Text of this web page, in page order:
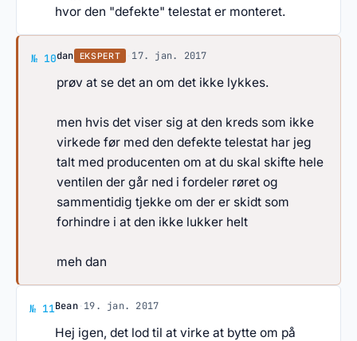
hvor den "defekte" telestat er monteret.
№ 10Svar af dan
dan EKSPERT 17. jan. 2017
prøv at se det an om det ikke lykkes.
men hvis det viser sig at den kreds som ikke
virkede før med den defekte telestat har jeg
talt med producenten om at du skal skifte hele
ventilen der går ned i fordeler røret og
sammentidig tjekke om der er skidt som
forhindre i at den ikke lukker helt
meh dan
№ 11Svar af Bean
Bean· 19. jan. 2017
Hej igen, det lod til at virke at bytte om på